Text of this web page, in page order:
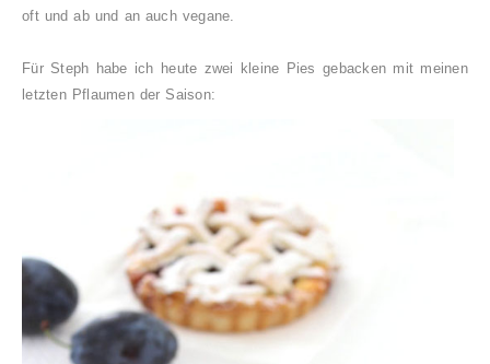
oft und ab und an auch vegane.
Für Steph habe ich heute zwei kleine Pies gebacken mit meinen
letzten Pflaumen der Saison: